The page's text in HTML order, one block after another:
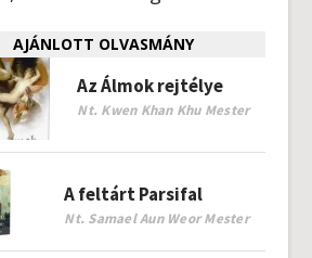
AJÁNLOTT OLVASMÁNY
Az Álmok rejtélye
Nt. Kwen Khan Khu Mester
A feltárt Parsifal
Nt. Samael Aun Weor Mester